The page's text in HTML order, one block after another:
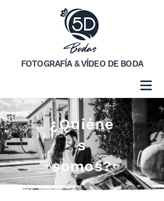
FOTOGRAFÍA & VÍDEO DE BODA
¿Quiéne
s
somos?